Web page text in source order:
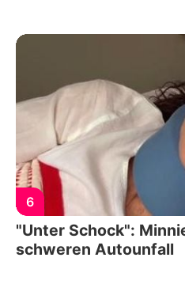
6
"Unter Schock":
schweren Autounfall